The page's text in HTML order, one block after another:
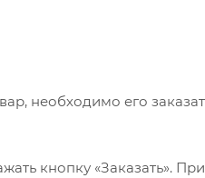
необходимо его
кнопку «Заказать».